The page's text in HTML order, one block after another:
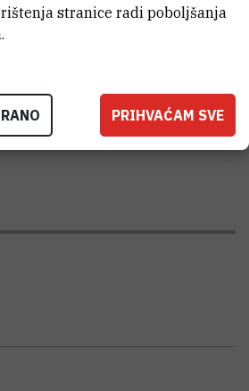
stranice radi poboljšanja
PRIHVAĆAM SVE